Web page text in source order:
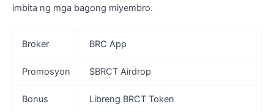
imbita ng mga bagong miyembro.
Broker BRC App
Promosyon $BRCT Airdrop
Bonus Libreng BRCT Token